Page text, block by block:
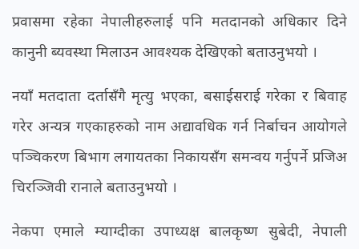
प्रवासमा रहेका नेपालीहरुलाई पनि मतदानको अधिकार दिने
कानुनी ब्यवस्था मिलाउन आवश्यक देखिएको बताउनुभयो ।
नयाँ मतदाता दर्तासँगै मृत्यु भएका, बसाईसराई गरेका र बिवाह
गरेर अन्यत्र गएकाहरुको नाम अद्यावधिक गर्न निर्बाचन आयोगले
पञ्चिकरण बिभाग लगायतका निकायसँग समन्वय गर्नुपर्ने प्रजिअ
चिरञ्जिवी रानाले बताउनुभयो ।
नेकपा एमाले म्याग्दीका उपाध्यक्ष बालकृष्ण सुबेदी, नेपाली